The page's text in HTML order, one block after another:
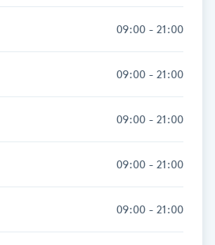
09:00 - 21:00
09:00 - 21:00
09:00 - 21:00
09:00 - 21:00
09:00 - 21:00